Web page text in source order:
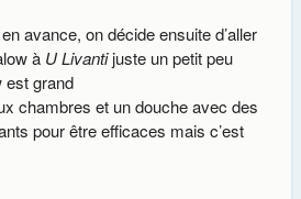
avance, on décide ensuite d’aller
à U Livantijuste un petit peu
est grand
chambres et un douche avec des
pour être efficaces mais c’est